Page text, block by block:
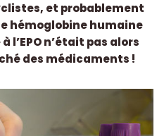
et probablement
hémoglobine humaine
n’était pas alors
des médicaments !